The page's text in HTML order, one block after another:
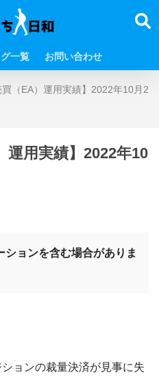
一覧 お問い合わせ
買（EA）運用実績】2022年10月2
運用実績】2022年10
ョンを含む場合がありま
ョンの裁量決済が見事に失